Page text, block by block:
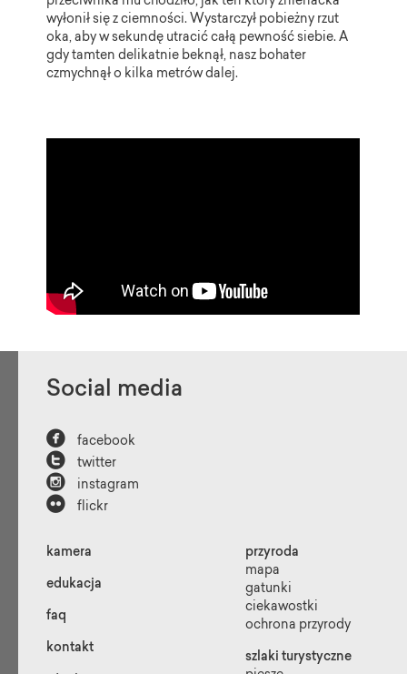
wyłonił się z ciemności. Wystarczył pobieżny rzut
oka, aby w sekundę utracić całą pewność siebie. A
gdy tamten delikatnie beknął, nasz bohater
czmychnął o kilka metrów dalej.
Social media
 facebook
 twitter
 instagram
 flickr
kamera
edukacja
faq
kontakt
przyroda
mapa
gatunki
ciekawostki
ochrona przyrody
szlaki turystyczne